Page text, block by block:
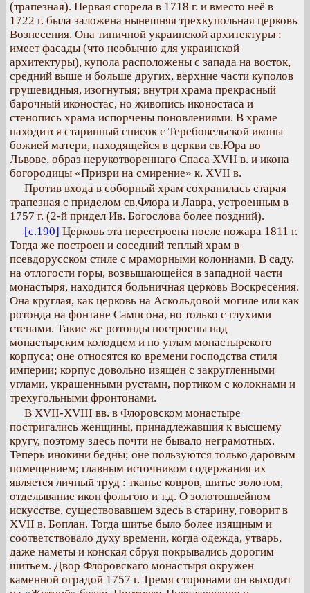
(трапезная). Первая сгорела в 1718 г. и вместо неё в
1722 г. была заложена нынешняя трехкупольная церковь
Вознесения. Она типичной украинской архитектуры :
имеет фасады (что необычно для украинской
архитектуры), купола расположены с запада на восток,
средний выше и больше других, верхние части куполов
грушевидныя, изогнутыя; внутри храма прекрасный
барочный иконостас, но живопись иконостаса и
стенопись храма испорчены поновлениями. В храме
находится старинный список с Теребовельской иконы
божией матери, находящейся в церкви св.Юра во
Львове, образ нерукотвореннаго Спаса XVII в. и икона
богородицы «Призри на смирение» к. XVII в.
Против входа в соборный храм сохранилась старая
трапезная с приделом св.Флора и Лавра, устроенным в
1757 г. (2-й придел Ив. Богослова более поздний).
[с.190] Церковь эта перестроена после пожара 1811 г.
Тогда же построен и соседний теплый храм в
псевдорусском стиле с мраморными колоннами. В саду,
на отлогости горы, возвышающейся в западной части
монастыря, находится больничная церковь Воскресения.
Она круглая, как церковь на Аскольдовой могиле или как
ротонда на фонтане Сампсона, но только с глухими
стенами. Такие же ротонды построены над
монастырским колодцем и по углам монастырского
корпуса; оне относятся ко времени господства стиля
империи; корпус довольно изящен с закругленными
углами, украшенными рустами, портиком с колокнами и
трехугольными фронтонами.
В ХVII-ХVIII вв. в Флоровском монастыре
постригались женщины, принадлежавшия к высшему
кругу, поэтому здесь почти не бывало неграмотных.
Теперь инокини бедны; оне пользуются только даровым
помещением; главным источником содержания их
является личный труд : тканье ковров, шитье золотом,
отделывание икон фольгою и т.д. О золотошвейном
искусстве, существовавшем здесь в старину, говорит в
XVII в. Боплан. Тогда шитье было более изящным и
соответствовало духу времени, когда одежда, утварь,
даже наметы и конская сбруя покрывались дорогим
шитьем. Двор Флоровскаго монастыря окружен
каменной оградой 1757 г. Тремя сторонами он выходит